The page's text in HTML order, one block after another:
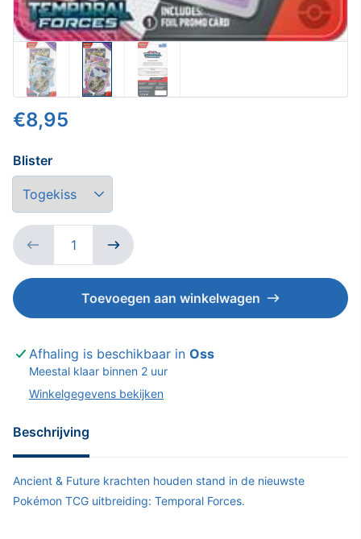
€8,95
Blister
Down
Toevoegen aan winkelwagen
Afhaling is beschikbaar in Oss
Meestal klaar binnen 2 uur
Winkelgegevens bekijken
Beschrijving
Ancient & Future krachten houden stand in de nieuwste
Pokémon TCG uitbreiding: Temporal Forces.